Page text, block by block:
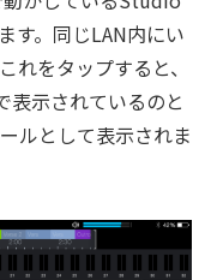
す。同じLAN内にい
れをタップすると、
示されているのと
ルとして表示されま